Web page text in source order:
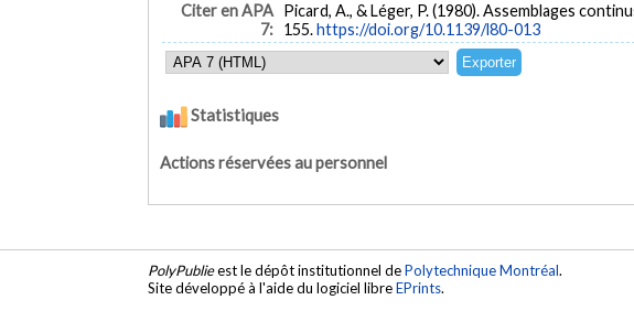
Citer en APA
7:
Picard, A., & Léger, P. (1980). Assemblages
155.https://doi.org/10.1139/l80-013
Statistiques
Actions réservées au personnel
PolyPublieest le dépôt institutionnel dePolytechnique Montréal.
Site développé à l'aide du logiciel libreEPrints.